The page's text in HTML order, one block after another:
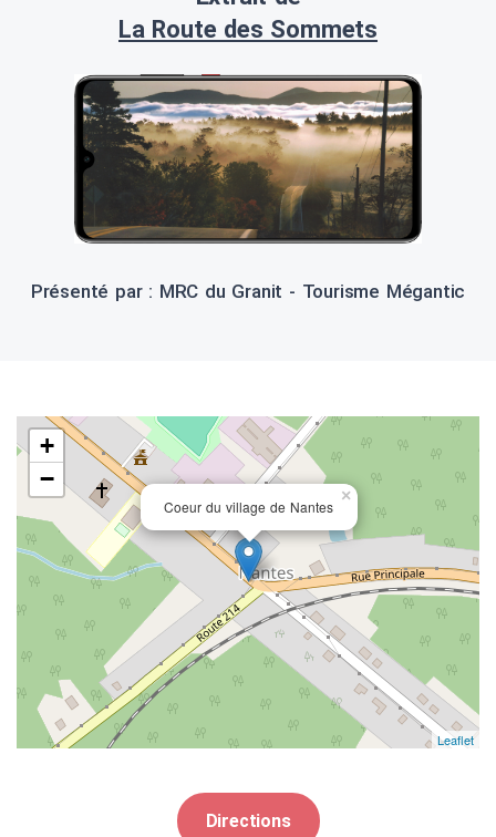
La Route des Sommets
Présenté par : MRC du Granit - Tourisme Mégantic
Coeur du village de Nantes
×
+
−
Leaflet
Directions